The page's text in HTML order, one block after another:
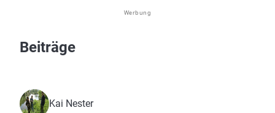
Werbung
Beiträge
Kai Nester